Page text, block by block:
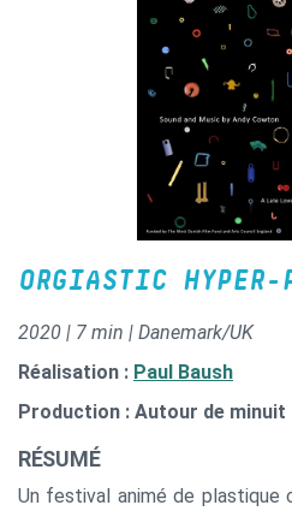
ORGIASTIC HYPER-
2020 | 7 min | Danemark/UK
Réalisation : Paul Baush
Production : Autour de minuit
RÉSUMÉ
Un festival animé de plastique